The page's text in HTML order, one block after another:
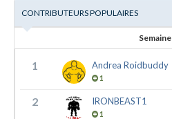
CONTRIBUTEURS POPULAIRES
Semaine
1 Andrea Roidbuddy
1
2 IRONBEAST1
1